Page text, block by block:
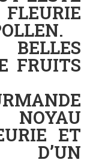
BELLES
FRUITS
NOYAU
ET
D’UN